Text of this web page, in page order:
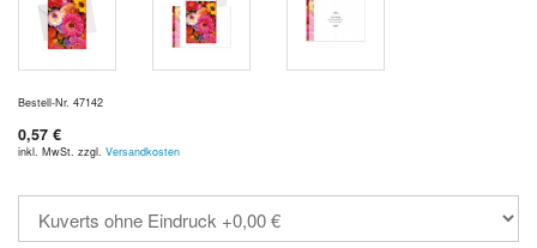
Bestell-Nr. 47142
0,57 €
inkl. MwSt. zzgl. Versandkosten